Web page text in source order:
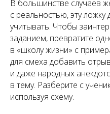
В большинстве случаев
с реальностью, эту ложку
учитывать. Чтобы
заданием, превратите
в «школу жизни» с
для смеха добавить
и даже народных
в тему. Разберите с
используя схему.